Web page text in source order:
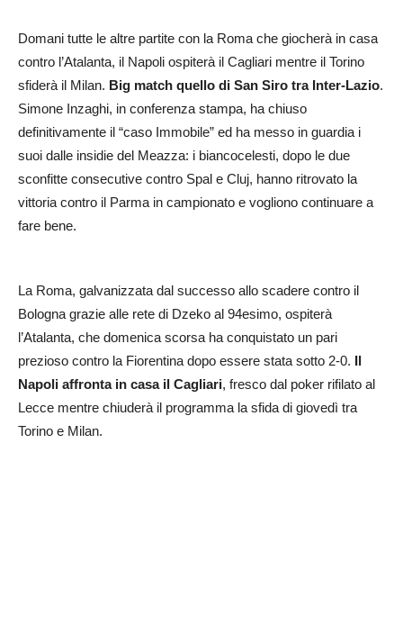
Domani tutte le altre partite con la Roma che giocherà in casa
contro l’Atalanta, il Napoli ospiterà il Cagliari mentre il Torino
sfiderà il Milan. Big match quello di San Siro tra Inter-Lazio.
Simone Inzaghi, in conferenza stampa, ha chiuso
definitivamente il “caso Immobile” ed ha messo in guardia i
suoi dalle insidie del Meazza: i biancocelesti, dopo le due
sconfitte consecutive contro Spal e Cluj, hanno ritrovato la
vittoria contro il Parma in campionato e vogliono continuare a
fare bene.
La Roma, galvanizzata dal successo allo scadere contro il
Bologna grazie alle rete di Dzeko al 94esimo, ospiterà
l’Atalanta, che domenica scorsa ha conquistato un pari
prezioso contro la Fiorentina dopo essere stata sotto 2-0. Il
Napoli affronta in casa il Cagliari, fresco dal poker rifilato al
Lecce mentre chiuderà il programma la sfida di giovedì tra
Torino e Milan.